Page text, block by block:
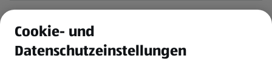
Newsletter
Cookie- und
Datenschutzeinstellungen